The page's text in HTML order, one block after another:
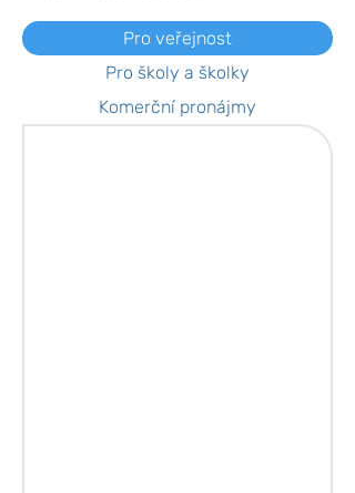
Pro veřejnost
Pro školy a školky
Komerční pronájmy